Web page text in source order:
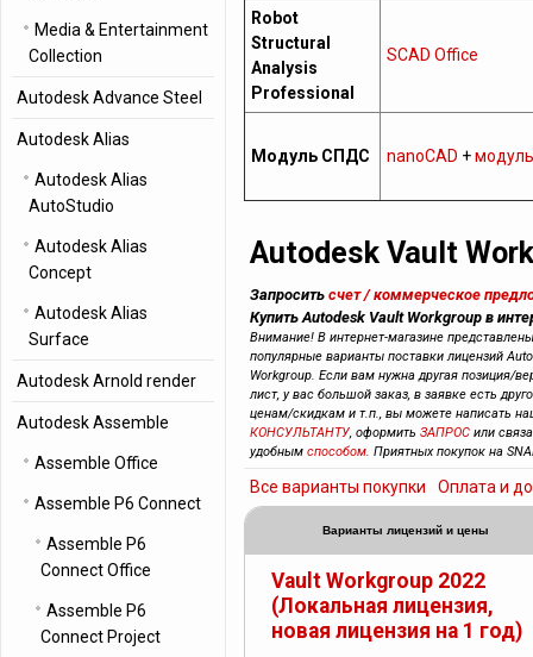
Robot
Structural
Analysis
Professional
SCAD Office
Модуль СПДС nanoCAD +
Autodesk Vault
Запросить счет / коммерческое
Купить Autodesk Vault Workgroup в
Внимание! В интернет-магазине
популярные варианты поставки лицензий
Workgroup. Если вам нужна другая позиция/
лист, у вас большой заказ, в заявке есть
ценам/скидкам и т.п., вы можете написать
КОНСУЛЬТАНТУ, оформить ЗАПРОС или
удобным способом. Приятных покупок на
Все варианты покупки Оплата и
Варианты лицензий и цены
Vault Workgroup 2022
(Локальная лицензия,
новая лицензия на 1 год)
Media & Entertainment
Collection
Autodesk Advance Steel
Autodesk Alias
Autodesk Alias
AutoStudio
Autodesk Alias
Concept
Autodesk Alias
Surface
Autodesk Arnold render
Autodesk Assemble
Assemble Office
Assemble P6 Connect
Assemble P6
Connect Office
Assemble P6
Connect Project